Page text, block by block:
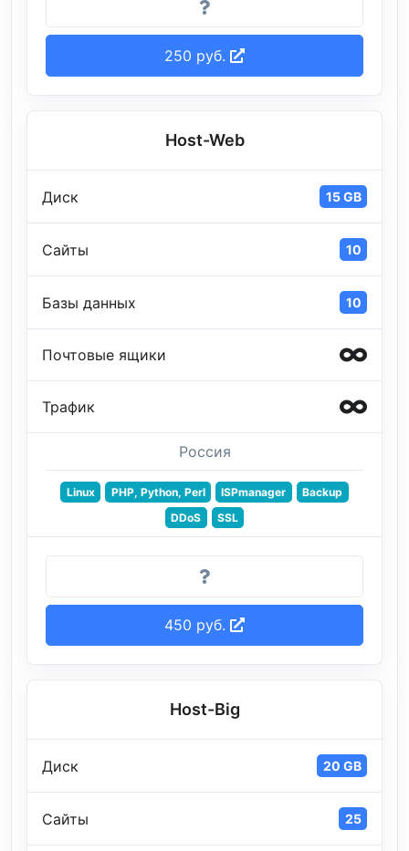
250 руб.
Host-Web
Диск 15 GB
Сайты 10
Базы данных 10
Почтовые ящики
Трафик
Россия
Linux PHP, Python, Perl ISPmanager
Backup
DDoS
SSL
450 руб.
Host-Big
Диск 20 GB
Сайты 25